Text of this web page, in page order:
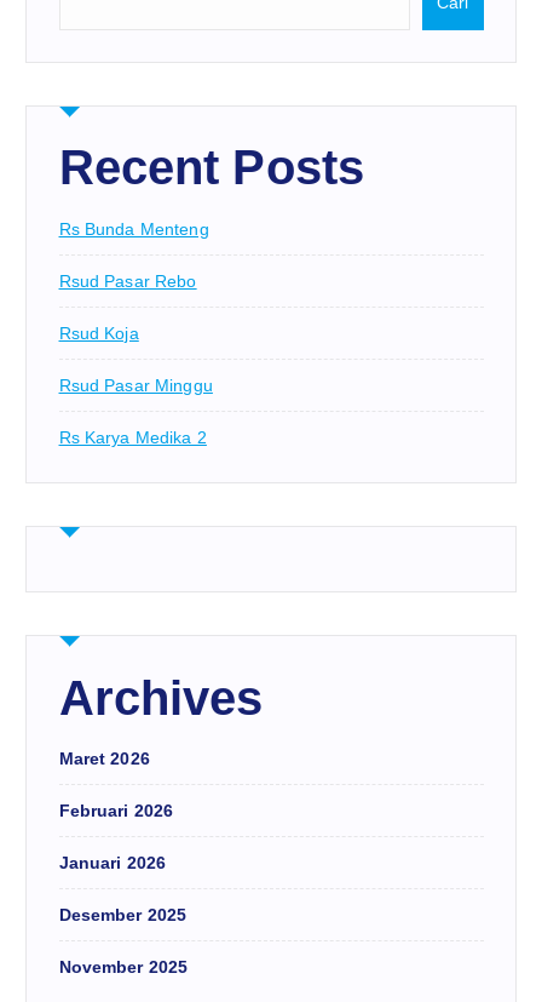
Recent Posts
Rs Bunda Menteng
Rsud Pasar Rebo
Rsud Koja
Rsud Pasar Minggu
Rs Karya Medika 2
Archives
Maret 2026
Februari 2026
Januari 2026
Desember 2025
November 2025